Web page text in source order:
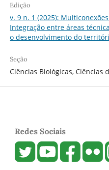
Edição
v. 9 n. 1 (2025):
Integração entre áreas
o desenvolvimento do
Seção
Ciências Biológicas, Ciências
Redes Sociais